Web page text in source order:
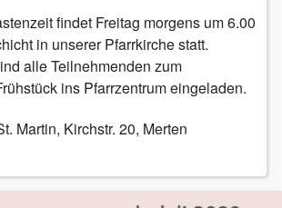
findet Freitag morgens um 6.00
in unserer Pfarrkirche statt.
alle Teilnehmenden zum
ins Pfarrzentrum eingeladen.
Martin, Kirchstr. 20, Merten